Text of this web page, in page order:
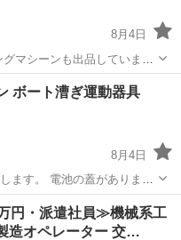
8月4日
マシーンも出品していま
ネス、トレーニング
ボート漕ぎ運動器具
8月4日
ます。 電池の蓋がありませ
ネス、トレーニング
円・派遣社員≫機械系工
造オペレーター 交…